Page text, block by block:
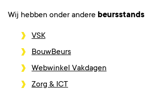
Wij hebben onder andere beursstands
VSK
BouwBeurs
Webwinkel Vakdagen
Zorg & ICT